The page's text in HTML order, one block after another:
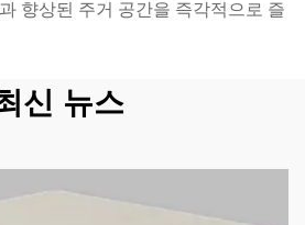
향상된 주거 공간을 즉각적으로 즐
신 뉴스